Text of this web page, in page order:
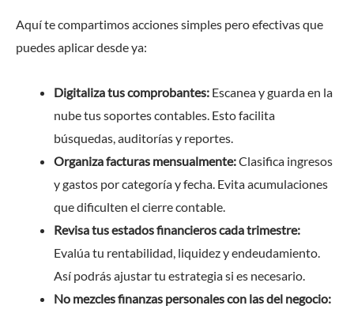
Aquí te compartimos acciones simples pero efectivas que
puedes aplicar desde ya:
Digitaliza tus comprobantes: Escanea y guarda en la
nube tus soportes contables. Esto facilita
búsquedas, auditorías y reportes.
Organiza facturas mensualmente:Clasifica ingresos
y gastos por categoría y fecha. Evita acumulaciones
que dificulten el cierre contable.
Revisa tus estados financieros cada trimestre:
Evalúa tu rentabilidad, liquidez y endeudamiento.
Así podrás ajustar tu estrategia si es necesario.
No mezcles finanzas personales con las del negocio: